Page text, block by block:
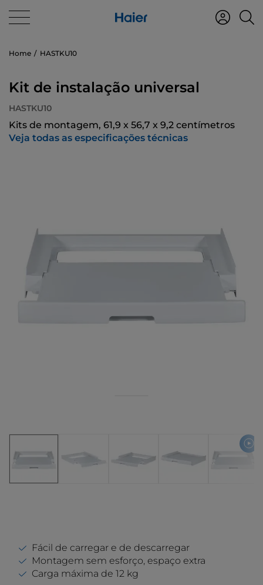
Home HASTKU10
Kit de instalação universal
HASTKU10
Kits de montagem, 61,9 x 56,7 x 9,2 centímetros
Veja todas as especificações técnicas
Fácil de carregar e de descarregar
Montagem sem esforço, espaço extra
Carga máxima de 12 kg